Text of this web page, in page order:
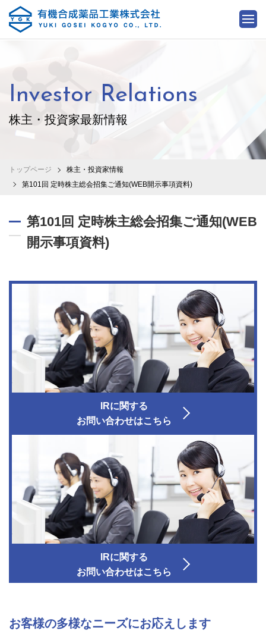
Investor Relations
株主・投資家最新情報
トップページ
株主・投資家情報
第101回 定時株主総会招集ご通知(WEB開示事項資料)
第101回 定時株主総会招集ご通知(WEB
開示事項資料)
IRに関する
お問い合わせはこちら
IRに関する
お問い合わせはこちら
お客様の多様なニーズにお応えします